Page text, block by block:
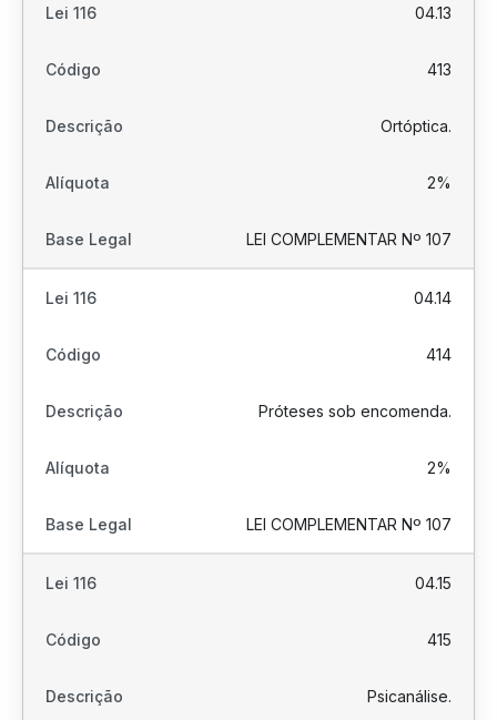
04.13
413
Ortóptica.
2%
LEI COMPLEMENTAR Nº 107
04.14
414
Próteses sob encomenda.
2%
LEI COMPLEMENTAR Nº 107
04.15
415
Psicanálise.